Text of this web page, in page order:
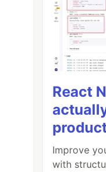
React
Improve
with